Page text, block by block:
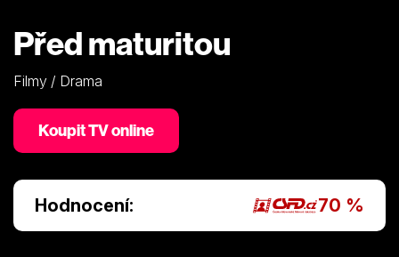
Před maturitou
Filmy / Drama
Koupit TV online
Hodnocení: 70 %